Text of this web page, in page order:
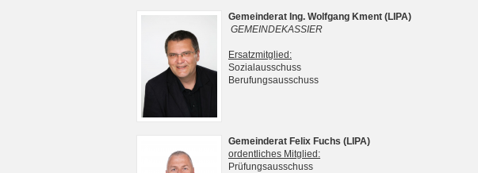
Gemeinderat Ing. Wolfgang Kment (LIPA)
GEMEINDEKASSIER
Ersatzmitglied:
Sozialausschuss
Berufungsausschuss
Gemeinderat Felix Fuchs (LIPA)
ordentliches Mitglied:
Prüfungsausschuss